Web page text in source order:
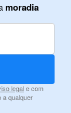
moradia
legale com
a qualquer